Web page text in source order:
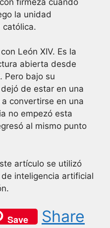
la unidad
católica.
León XIV. Es la
abierta desde
Pero bajo su
de estar en una
convertirse en una
no empezó esta
al mismo punto
artículo se utilizó
inteligencia artificial
Save Share